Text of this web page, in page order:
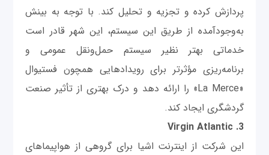
پردازش کرده و تجزیه و تحلیل کند. با توجه به بینش
به‌وجودآمده از طریق این سیستم، این شهر قادر است
خدماتی بهتر نظیر سیستم حمل‌ونقل عمومی و
برنامه‌ریزی مؤثرتر برای رویدادهایی همچون فستیوال
«La Merce» را ارائه دهد و درک بهتری از تأثیر صنعت
گردشگری ایجاد کند.
3. Virgin Atlantic
این شرکت از اینترنت اشیا برای گروهی از هواپیماهای